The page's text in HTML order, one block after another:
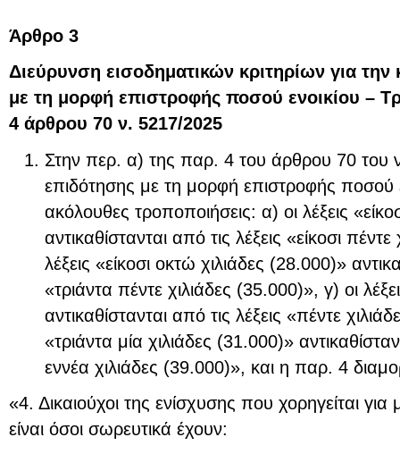
Άρθρο 3
Διεύρυνση εισοδηματικών κριτηρίων για
με τη μορφή επιστροφής ποσού ενοικίου –
4 άρθρου 70 ν. 5217/2025
Στην περ. α) της παρ. 4 του άρθρου 70 του
επιδότησης με τη μορφή επιστροφής ποσού
ακόλουθες τροποποιήσεις: α) οι λέξεις
αντικαθίστανται από τις λέξεις «είκοσι
λέξεις «είκοσι οκτώ χιλιάδες (28.000)»
«τριάντα πέντε χιλιάδες (35.000)», γ) οι
αντικαθίστανται από τις λέξεις «πέντε
«τριάντα μία χιλιάδες (31.000)»
εννέα χιλιάδες (39.000)», και η παρ. 4
«4. Δικαιούχοι της ενίσχυσης που χορηγείται για
είναι όσοι σωρευτικά έχουν: